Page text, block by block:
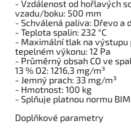
- Vzdálenost od hořlavých
vzadu/boku: 500 mm
- Schválená paliva: Dřevo a
- Teplota spalin: 232 °C
- Maximální tlak na
tepelném výkonu: 12 Pa
- Průměrný obsah CO ve
13 % O2: 1216,3 mg/m³
- Jemný prach: 33 mg/m³
- Hmotnost: 100 kg
- Splňuje platnou normu
Doplňkové parametry